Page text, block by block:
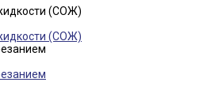
(СОЖ)
(СОЖ)